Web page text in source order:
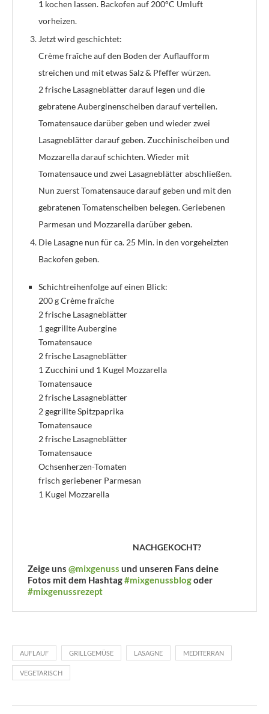
1 kochen lassen. Backofen auf 200°C Umluft
vorheizen.
Jetzt wird geschichtet:
Crème fraîche auf den Boden der Auflaufform
streichen und mit etwas Salz & Pfeffer würzen.
2 frische Lasagneblätter darauf legen und die
gebratene Auberginenscheiben darauf verteilen.
Tomatensauce darüber geben und wieder zwei
Lasagneblätter darauf geben. Zucchinischeiben und
Mozzarella darauf schichten. Wieder mit
Tomatensauce und zwei Lasagneblätter abschließen.
Nun zuerst Tomatensauce darauf geben und mit den
gebratenen Tomatenscheiben belegen. Geriebenen
Parmesan und Mozzarella darüber geben.
Die Lasagne nun für ca. 25 Min. in den vorgeheizten
Backofen geben.
Schichtreihenfolge auf einen Blick:
200 g Crème fraîche
2 frische Lasagneblätter
1 gegrillte Aubergine
Tomatensauce
2 frische Lasagneblätter
1 Zucchini und 1 Kugel Mozzarella
Tomatensauce
2 frische Lasagneblätter
2 gegrillte Spitzpaprika
Tomatensauce
2 frische Lasagneblätter
Tomatensauce
Ochsenherzen-Tomaten
frisch geriebener Parmesan
1 Kugel Mozzarella
NACHGEKOCHT?
Zeige uns @mixgenuss und unseren Fans deine
Fotos mit dem Hashtag#mixgenussblogoder
#mixgenussrezept
AUFLAUF GRILLGEMÜSE LASAGNE MEDITERRAN
VEGETARISCH